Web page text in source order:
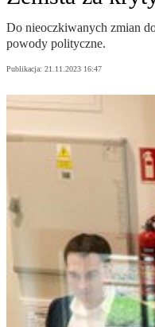
Do nieoczkiwanych zmian
powody polityczne.
Publikacja: 21.11.2023 16:47